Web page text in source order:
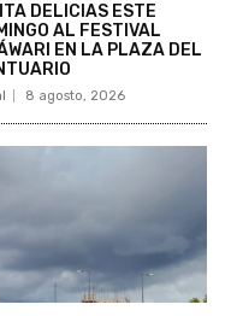
DELICIAS ESTE
AL FESTIVAL
EN LA PLAZA DEL
8 agosto, 2026